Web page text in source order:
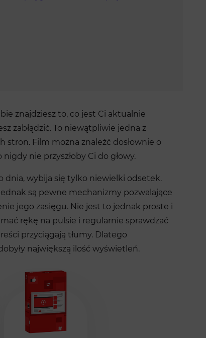
znajdziesz to, co jest Ci aktualnie
zabłądzić. To niewątpliwie jedna z
Film można znaleźć dosłownie o
nie przyszłoby Ci do głowy.
dnia, wybija się tylko niewielki odsetek.
są pewne mechanizmy pozwalające
jego zasięgu. Nie jest to jednak proste i
rękę na pulsie i regularnie sprawdzać
przyciągają tłumy. Dlatego
największą ilość wyświetleń.